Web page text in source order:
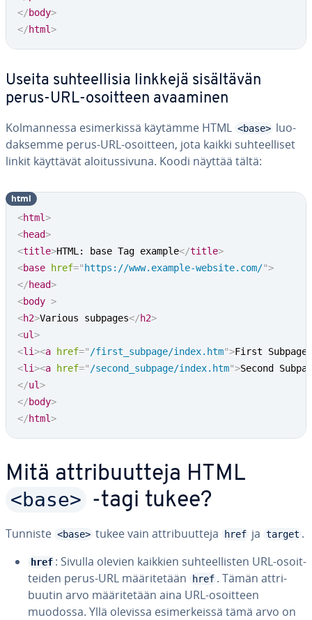
</body>
</html>
Useita suh­teel­li­sia linkkejä si­säl­tä­vän
perus-URL-osoitteen avaaminen
Kol­man­nes­sa esi­mer­kis­sä käytämme HTML <base> luo­
dak­sem­me perus-URL-osoitteen, jota kaikki suh­teel­li­set
linkit käyttävät aloi­tus­si­vu­na. Koodi näyttää tältä:
<html>
<head>
<title>HTML: base Tag example</title>
<base href=" https://www.example-website.com/">
</head>
<body >
<h2>Various subpages</h2>
<ul>
<li><a href=" /first_subpage/index.htm">First Subpage
<li><a href=" /second_subpage/index.htm">Second
</ul>
</body>
</html>
html
Mitä att­ri­buut­te­ja HTML
<base> -tagi tukee?
Tunniste <base> tukee vain att­ri­buut­te­ja href ja target .
href : Sivulla olevien kaikkien suh­teel­lis­ten URL-osoit­
tei­den perus-URL mää­ri­te­tään
href . Tämän att­ri­
buu­tin arvo mää­ri­te­tään aina URL-osoitteen
muodossa. Yllä olevissa esi­mer­keis­sä tämä arvo on